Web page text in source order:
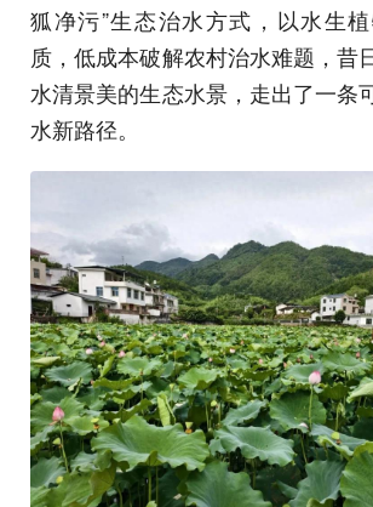
狐净污”生态治水方式，以水生
质，低成本破解农村治水难题，昔
水清景美的生态水景，走出了一条
水新路径。